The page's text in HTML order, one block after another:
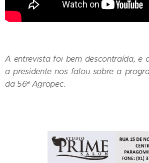
A entrevista foi bem descontraída, e
a presidente nos falou sobre a
da 56ª Agropec.